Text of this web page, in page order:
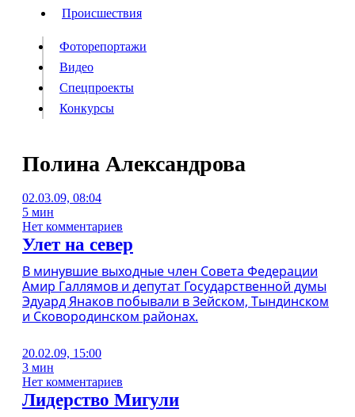
Происшествия
Видео
Конкурсы
ИнформацияПодписка
Происшествия
Фоторепортажи
Видео
Спецпроекты
Конкурсы
Полина Александрова
02.03.09, 08:04
5 мин
Нет комментариев
Улет на север
В минувшие выходные член Совета Федерации
Амир Галлямов и депутат Государственной думы
Эдуард Янаков побывали в Зейском, Тындинском
и Сковородинском районах.
20.02.09, 15:00
3 мин
Нет комментариев
Лидерство Мигули